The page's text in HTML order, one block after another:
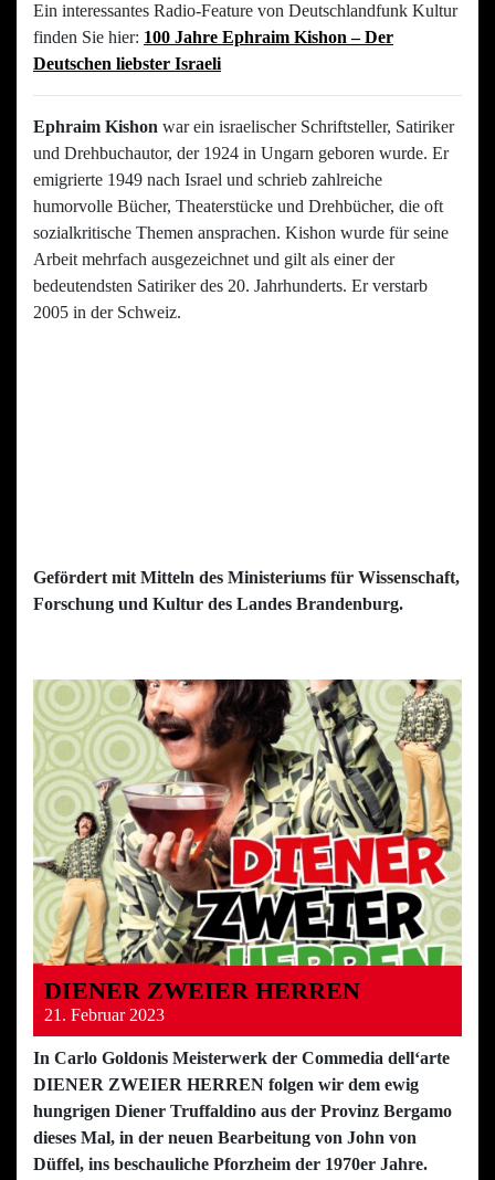
Ein interessantes Radio-Feature von Deutschlandfunk Kultur
finden Sie hier: 100 Jahre Ephraim Kishon –Der
Deutschen liebster Israeli
Ephraim Kishon war ein israelischer Schriftsteller, Satiriker
und Drehbuchautor, der 1924 in Ungarn geboren wurde. Er
emigrierte 1949 nach Israel und schrieb zahlreiche
humorvolle Bücher, Theaterstücke und Drehbücher, die oft
sozialkritische Themen ansprachen. Kishon wurde für seine
Arbeit mehrfach ausgezeichnet und gilt als einer der
bedeutendsten Satiriker des 20. Jahrhunderts. Er verstarb
2005 in der Schweiz.
Gefördert mit Mitteln des Ministeriums für Wissenschaft,
Forschung und Kultur des Landes Brandenburg.
DIENER ZWEIER HERREN
21. Februar 2023
In Carlo Goldonis Meisterwerk der Commedia dell‘arte
DIENER ZWEIER HERREN folgen wir dem ewig
hungrigen Diener Truffaldino aus der Provinz Bergamo
dieses Mal, in der neuen Bearbeitung von John von
Düffel, ins beschauliche Pforzheim der 1970er Jahre.